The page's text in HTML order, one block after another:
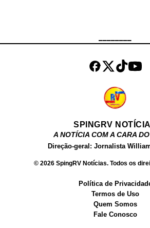
onde vende
por ela para o
dos filmes, ela ve...
SPINGRV
A NOTÍCIA COM A CARA
Direção-geral: Jornalista
© 2026 SpingRV Notícias. Todos os
Política de
Termos de Uso
Quem Somos
Fale Conosco